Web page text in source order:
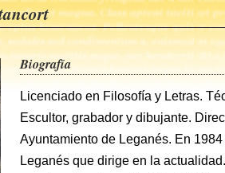
Biografía
Licenciado en Filosofía y Letras.
Escultor, grabador y dibujante.
Ayuntamiento de Leganés. En
Leganés que dirige en la